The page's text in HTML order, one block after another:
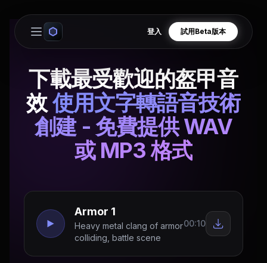
Open main menu
登入 試用Beta版本
下載最受歡迎的盔甲音
效使用文字轉語音技術
創建 - 免費提供 WAV
或 MP3 格式
Armor 1
Heavy metal clang of armor
colliding, battle scene
00:10